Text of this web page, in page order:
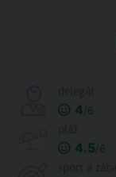
4/6
4.5/6